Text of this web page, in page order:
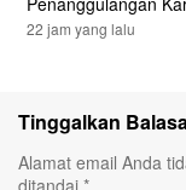
22 jam yang lalu
Tinggalkan
Alamat email Anda
ditandai *